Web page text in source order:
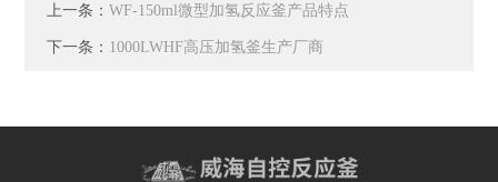
上一条：WF-150ml微型加氢反应釜产品特点
下一条： 1000LWHF高压加氢釜生产厂商